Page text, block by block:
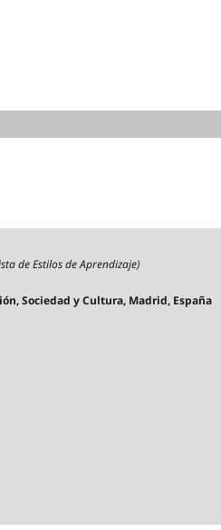
de Estilos de Aprendizaje)
Sociedad y Cultura, Madrid, España